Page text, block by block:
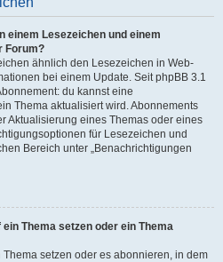
einem Lesezeichen und einem
Forum?
ähnlich den Lesezeichen in Web-
bei einem Update. Seit phpBB 3.1
du kannst eine
Thema aktualisiert wird. Abonnements
Aktualisierung eines Themas oder eines
für Lesezeichen und
Bereich unter „Benachrichtigungen
Thema setzen oder ein Thema
setzen oder es abonnieren, in dem